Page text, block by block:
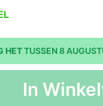
HETTUSSEN 8
In